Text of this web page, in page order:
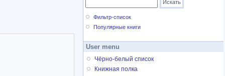
Фильтр-список
Популярные книги
User menu
Чёрно-белый список
Книжная полка